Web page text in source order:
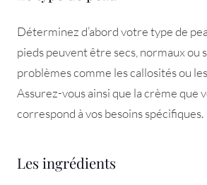
Déterminez d’abord votre type de
pieds peuvent être secs, normaux ou
problèmes comme les callosités ou
Assurez-vous ainsi que la crème que
correspond à vos besoins spécifiques.
Les ingrédients